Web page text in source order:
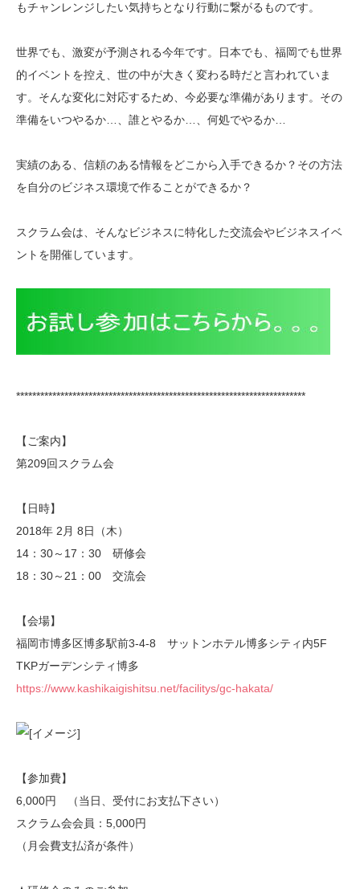
もチャンレンジしたい気持ちとなり行動に繋がるものです。
世界でも、激変が予測される今年です。日本でも、福岡でも世界
的イベントを控え、世の中が大きく変わる時だと言われていま
す。そんな変化に対応するため、今必要な準備があります。その
準備をいつやるか…、誰とやるか…、何処でやるか…
実績のある、信頼のある情報をどこから入手できるか？その方法
を自分のビジネス環境で作ることができるか？
スクラム会は、そんなビジネスに特化した交流会やビジネスイベ
ントを開催しています。
************************************************************************
【ご案内】
第209回スクラム会
【日時】
2018年 2月 8日（木）
14：30～17：30 研修会
18：30～21：00 交流会
【会場】
福岡市博多区博多駅前3-4-8 サットンホテル博多シティ内5F
TKPガーデンシティ博多
https://www.kashikaigishitsu.net/facilitys/gc-hakata/
【参加費】
6,000円 （当日、受付にお支払下さい）
スクラム会会員：5,000円
（月会費支払済が条件）